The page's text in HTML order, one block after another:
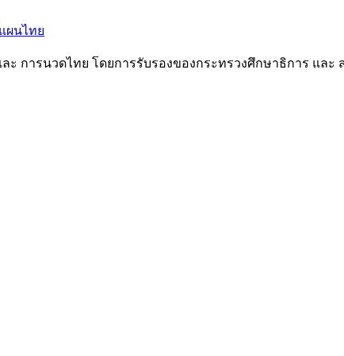
ะ การนวดไทย โดยการรับรองของกระทรวงศึกษาธิการ และ